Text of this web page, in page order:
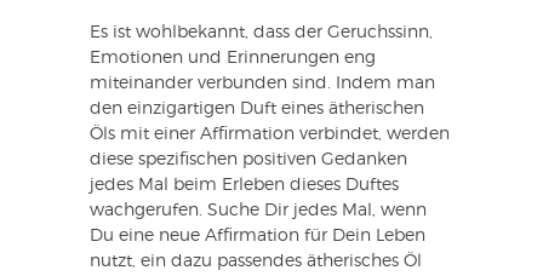
Es ist wohlbekannt, dass der Geruchssinn,
Emotionen und Erinnerungen eng
miteinander verbunden sind. Indem man
den einzigartigen Duft eines ätherischen
Öls mit einer Affirmation verbindet, werden
diese spezifischen positiven Gedanken
jedes Mal beim Erleben dieses Duftes
wachgerufen. Suche Dir jedes Mal, wenn
Du eine neue Affirmation für Dein Leben
nutzt, ein dazu passendes ätherisches Öl